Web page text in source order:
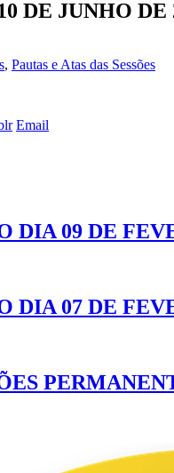
DE JUNHO DE
, Pautas e Atas das Sessões
Email
DIA 09 DE
DIA 07 DE